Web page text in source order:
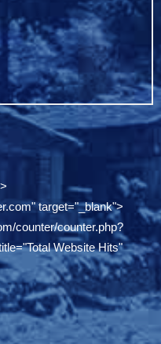
target="_blank">
counter/counter.php?
Website Hits"